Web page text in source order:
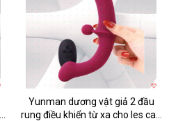
Yunman dương vật giả 2 đầu
rung điều khiển từ xa cho les cao